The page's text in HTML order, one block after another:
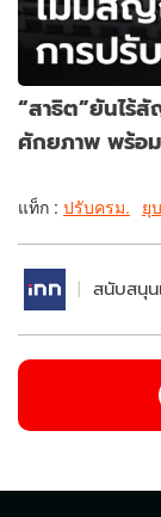
“สาธิต”ยันไร้
ศักยภาพ พร้อ
แท็ก : ปรับครม. ยุ
สนับสนุน